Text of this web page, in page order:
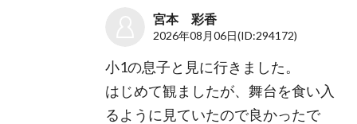
宮本 彩香
2026年08月06日(ID:294172)
小1の息子と見に行きました。
はじめて観ましたが、舞台を食い入
るように見ていたので良かったで